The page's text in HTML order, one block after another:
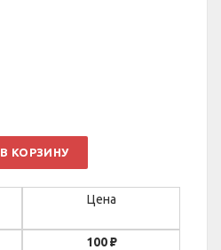
В КОРЗИНУ
Цена
100₽